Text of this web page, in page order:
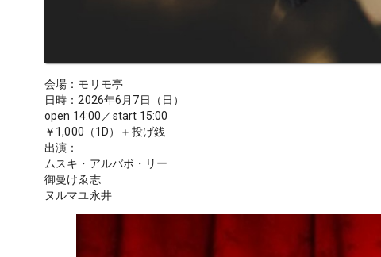
会場：モリモ亭
日時：2026年6月7日（日）
open 14:00／start 15:00
￥1,000（1D）＋投げ銭
出演：
ムスキ・アルバボ・リー
御曼けゑ志
ヌルマユ永井